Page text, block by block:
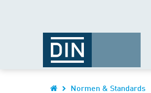
Normen & Standards